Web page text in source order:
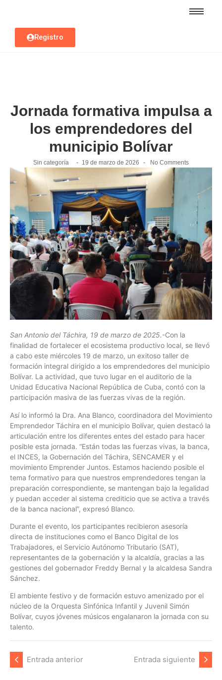
Registro
Jornada formativa impulsa a
los emprendedores del
municipio Bolívar
Sin categoría - 19 de marzo de 2026 - No Comments
San Antonio del Táchira, 19 de marzo de 2025.-Con la
finalidad de fortalecer el ecosistema productivo local, se llevó
a cabo este miércoles 19 de marzo, un exitoso taller de
formación integral dirigido a los emprendedores del municipio
Bolívar. La actividad, que tuvo lugar en el auditorio de la
Unidad Educativa Nacional República de Cuba, contó con la
participación masiva de las fuerzas vivas de la región.
Así lo informó la Dra. Ana Blanco, coordinadora del Movimiento
Emprendedor Táchira en el municipio Bolívar, quien destacó la
articulación entre los diferentes entes del estado para hacer
posible esta jornada. “Están todas las fuerzas vivas, la banca,
el INCES, la Gobernación del Táchira, SENCAMER y el
movimiento Emprender Juntos. Estamos haciendo posible el
tema formativo para que nuestros emprendedores tengan la
preparación correspondiente, se mantengan bajo la legalidad
y puedan acceder al sistema crediticio que se activa a través
de la banca nacional”, expresó Blanco.
Durante el evento, los participantes recibieron asesoría
directa de instituciones como el Banco Digital de los
Trabajadores, el Servicio Autónomo Tributario (SAT),
representantes de la gobernación y la alcaldía, gracias a las
gestiones del gobernador Freddy Bernal y la alcaldesa Sandra
Sánchez.
El ambiente festivo y de formación estuvo amenizado por el
núcleo de la Orquesta Sinfónica Infantil y Juvenil Simón
Bolívar, cuyos jóvenes músicos engalanaron la jornada con su
talento.
Entrada anterior Entrada siguiente